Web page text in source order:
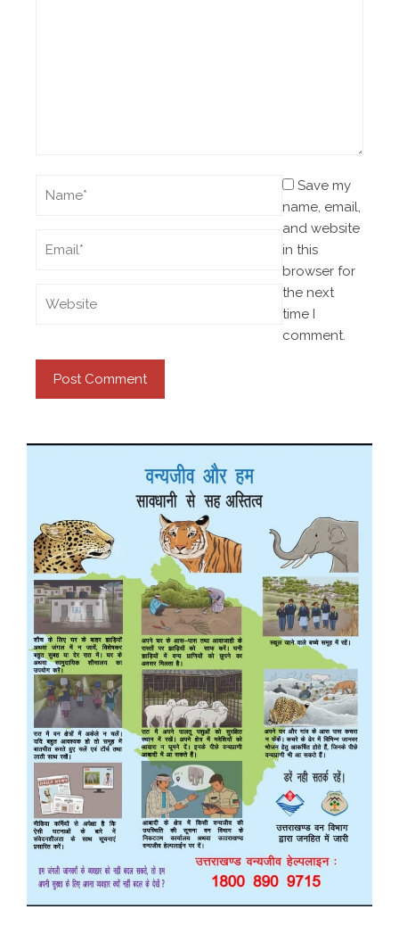
Save my
name, email,
and website
in this
browser for
the next
time I
comment.